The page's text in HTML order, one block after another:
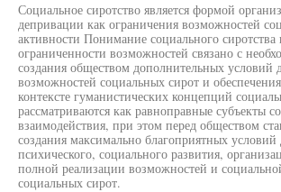
Социальное сиротство является формой
депривации как ограничения возможностей
активности Понимание социального сиротства
ограниченности возможностей связано с
создания обществом дополнительных условий
возможностей социальных сирот и
контексте гуманистических концепций
рассматриваются как равноправные субъекты
взаимодействия, при этом перед обществом
создания максимально благоприятных условий
психического, социального развития,
полной реализации возможностей и
социальных сирот.